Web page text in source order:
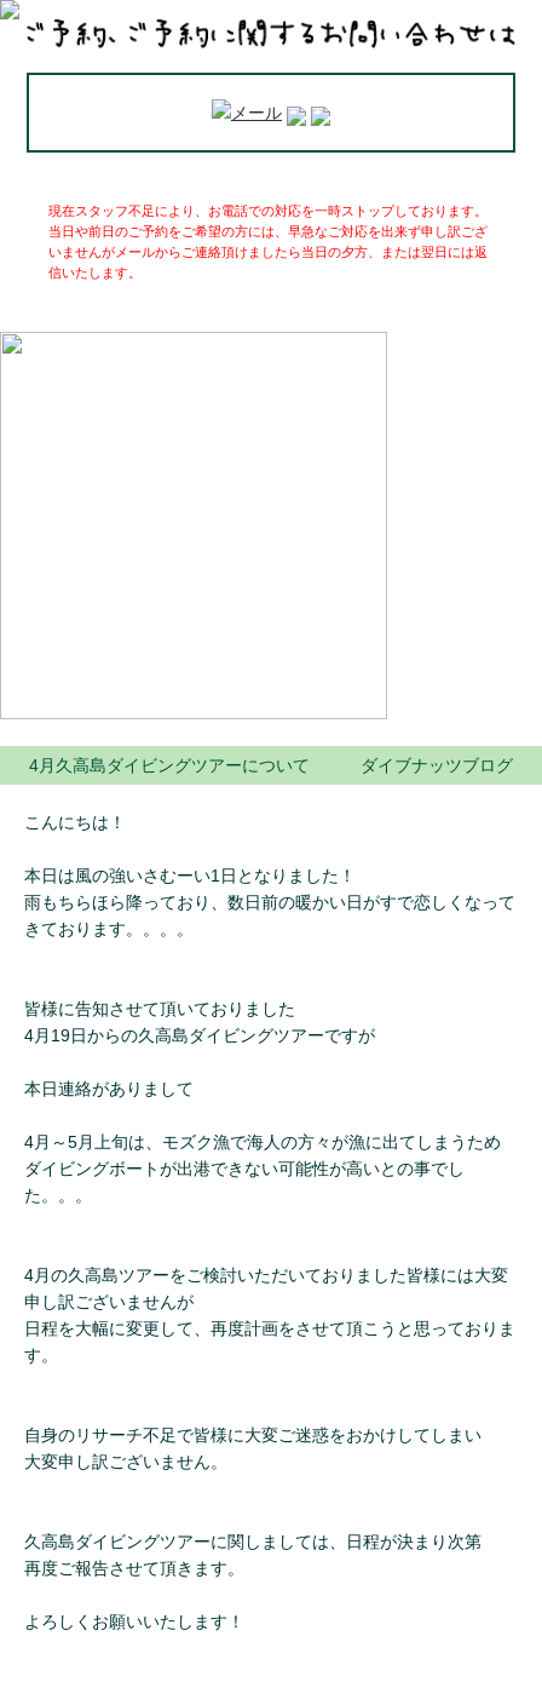
現在スタッフ不足により、お電話での対応を一時ストップしております。
当日や前日のご予約をご希望の方には、早急なご対応を出来ず申し訳ござ
いませんがメールからご連絡頂けましたら当日の夕方、または翌日には返
信いたします。
4月久高島ダイビングツアーについて ダイブナッツブログ
こんにちは！
本日は風の強いさむーい1日となりました！
雨もちらほら降っており、数日前の暖かい日がすで恋しくなって
きております。。。。
皆様に告知させて頂いておりました
4月19日からの久高島ダイビングツアーですが
本日連絡がありまして
4月～5月上旬は、モズク漁で海人の方々が漁に出てしまうため
ダイビングボートが出港できない可能性が高いとの事でし
た。。。
4月の久高島ツアーをご検討いただいておりました皆様には大変
申し訳ございませんが
日程を大幅に変更して、再度計画をさせて頂こうと思っておりま
す。
自身のリサーチ不足で皆様に大変ご迷惑をおかけしてしまい
大変申し訳ございません。
久高島ダイビングツアーに関しましては、日程が決まり次第
再度ご報告させて頂きます。
よろしくお願いいたします！